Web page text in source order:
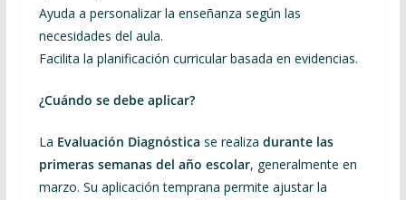
Ayuda a personalizar la enseñanza según las
necesidades del aula.
Facilita la planificación curricular basada en evidencias.
¿Cuándo se debe aplicar?
La Evaluación Diagnóstica se realiza durante las
primeras semanas del año escolar, generalmente en
marzo. Su aplicación temprana permite ajustar la